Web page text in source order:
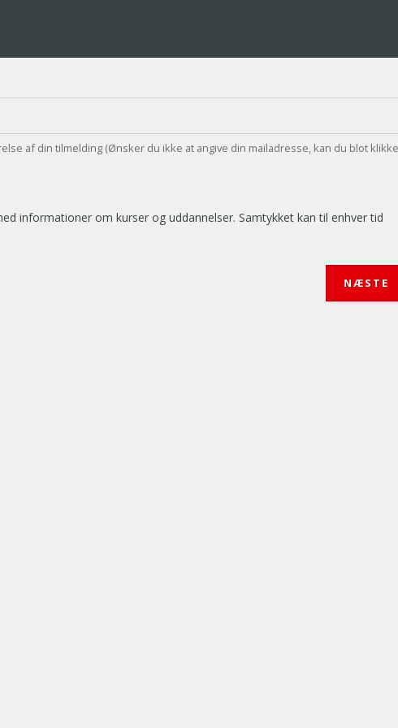
af din tilmelding (Ønsker du ikke at angive din mailadresse, kan du blot klikke
informationer om kurser og uddannelser. Samtykket kan til enhver tid